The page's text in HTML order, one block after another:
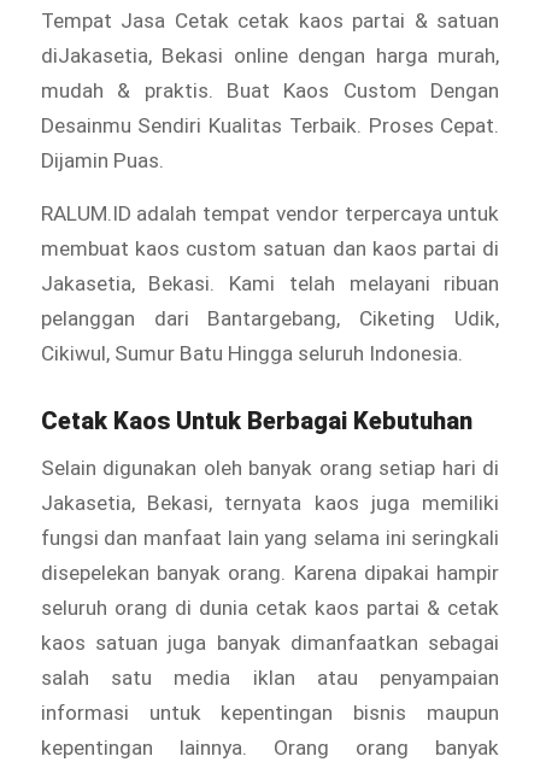
Tempat Jasa Cetak cetak kaos partai & satuan
diJakasetia, Bekasi online dengan harga murah,
mudah & praktis. Buat Kaos Custom Dengan
Desainmu Sendiri Kualitas Terbaik. Proses Cepat.
Dijamin Puas.
RALUM.ID adalah tempat vendor terpercaya untuk
membuat kaos custom satuan dan kaos partai di
Jakasetia, Bekasi. Kami telah melayani ribuan
pelanggan dari Bantargebang, Ciketing Udik,
Cikiwul, Sumur Batu Hingga seluruh Indonesia.
Cetak Kaos Untuk Berbagai Kebutuhan
Selain digunakan oleh banyak orang setiap hari di
Jakasetia, Bekasi, ternyata kaos juga memiliki
fungsi dan manfaat lain yang selama ini seringkali
disepelekan banyak orang. Karena dipakai hampir
seluruh orang di dunia cetak kaos partai & cetak
kaos satuan juga banyak dimanfaatkan sebagai
salah satu media iklan atau penyampaian
informasi untuk kepentingan bisnis maupun
kepentingan lainnya. Orang orang banyak